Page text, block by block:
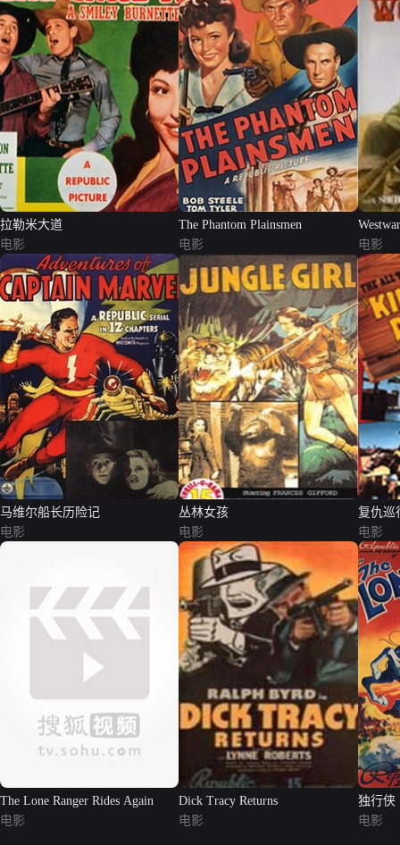
拉勒米大道
电影
The Phantom Plainsmen
电影
电影
马维尔船长历险记
电影
丛林女孩
电影
复仇巡
电影
The Lone Ranger Rides Again
电影
Dick Tracy Returns
电影
独行侠
电影